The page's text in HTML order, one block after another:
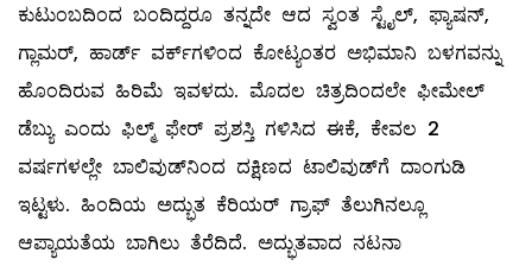
ಕುಟುಂಬದಿಂದ ಬಂದಿದ್ದರೂ ತನ್ನದೇ ಆದ ಸ್ವಂತ ಸ್ಟೈಲ್‌, ಫ್ಯಾಷನ್‌,
ಗ್ಲಾಮರ್‌, ಹಾರ್ಡ್‌ ವರ್ಕ್‌ಗಳಿಂದ ಕೋಟ್ಯಂತರ ಅಭಿಮಾನಿ ಬಳಗವನ್ನು
ಹೊಂದಿರುವ ಹಿರಿಮೆ ಇವಳದು. ಮೊದಲ ಚಿತ್ರದಿಂದಲೇ ಫೀಮೇಲ್
ಡೆಬ್ಯು ಎಂದು ಫಿಲ್ಮ್ ಫೇರ್‌ ಪ್ರಶಸ್ತಿ ಗಳಿಸಿದ ಈಕೆ, ಕೇವಲ 2
ವರ್ಷಗಳಲ್ಲೇ ಬಾಲಿವುಡ್‌ನಿಂದ ದಕ್ಷಿಣದ ಟಾಲಿವುಡ್‌ಗೆ ದಾಂಗುಡಿ
ಇಟ್ಟಳು. ಹಿಂದಿಯ ಅದ್ಭುತ ಕೆರಿಯರ್‌ ಗ್ರಾಫ್‌ ತೆಲುಗಿನಲ್ಲೂ
ಆಪ್ಯಾಯತೆಯ ಬಾಗಿಲು ತೆರೆದಿದೆ. ಅದ್ಭುತವಾದ ನಟನಾ